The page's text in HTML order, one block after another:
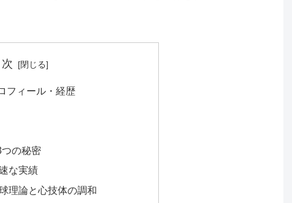
フィール・経歴
の秘密
な実績
理論と心技体の調和